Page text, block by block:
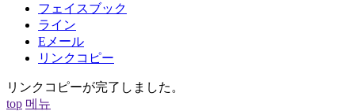
フェイスブック
ライン
Eメール
リンクコピー
リンクコピーが完了しました。
top 메뉴